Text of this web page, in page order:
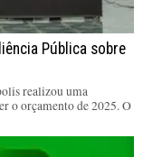
Pública sobre
realizou uma
o orçamento de 2025. O